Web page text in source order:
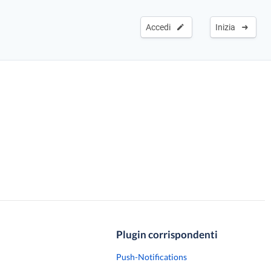
Inizia
Accedi
Plugin corrispondenti
Push-Notifications